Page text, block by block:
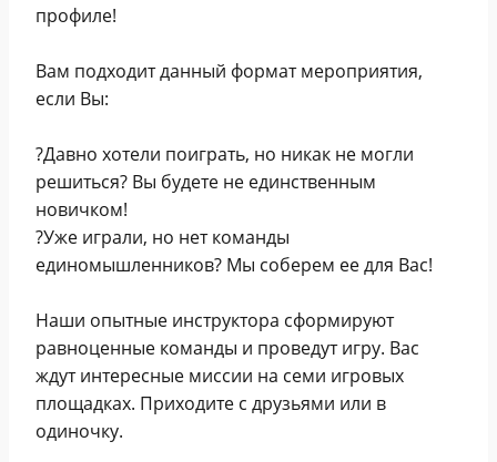
профиле!
Вам подходит данный формат мероприятия,
если Вы:
?Давно хотели поиграть, но никак не могли
решиться? Вы будете не единственным
новичком!
?Уже играли, но нет команды
единомышленников? Мы соберем ее для Вас!
Наши опытные инструктора сформируют
равноценные команды и проведут игру. Вас
ждут интересные миссии на семи игровых
площадках. Приходите с друзьями или в
одиночку.